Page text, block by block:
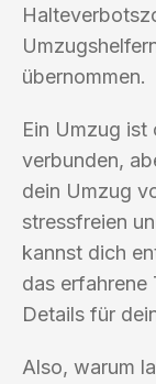
übernommen.
Ein Umzug
verbunden,
dein Umzug
stressfreien
kannst dich
das erfahrene
Details für
Also, warum